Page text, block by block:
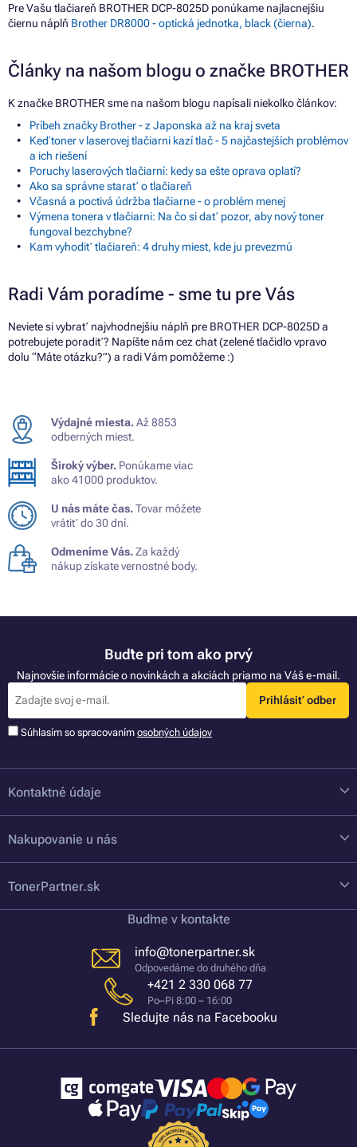
Pre Vašu tlačiareň BROTHER DCP-8025D ponúkame najlacnejšiu
čiernu náplň Brother DR8000 - optická jednotka, black (čierna).
Články na našom blogu o značke BROTHER
K značke BROTHER sme na našom blogu napísali niekoľko článkov:
Príbeh značky Brother - z Japonska až na kraj sveta
Keď toner v laserovej tlačiarni kazí tlač - 5 najčastejších problémov
a ich riešení
Poruchy laserových tlačiarní: kedy sa ešte oprava oplatí?
Ako sa správne starať o tlačiareň
Včasná a poctivá údržba tlačiarne - o problém menej
Výmena tonera v tlačiarni: Na čo si dať pozor, aby nový toner
fungoval bezchybne?
Kam vyhodiť tlačiareň: 4 druhy miest, kde ju prevezmú
Radi Vám poradíme - sme tu pre Vás
Neviete si vybrať najvhodnejšiu náplň pre BROTHER DCP-8025D a
potrebujete poradiť? Napíšte nám cez chat (zelené tlačidlo vpravo
dolu “Máte otázku?”) a radi Vám pomôžeme :)
Výdajné miesta.Až 8853
odberných miest.
Široký výber. Ponúkame viac
ako 41000 produktov.
U nás máte čas.Tovar môžete
vrátiť do 30 dní.
Odmeníme Vás.Za každý
nákup získate vernostné body.
Buďte pri tom ako prvý
Najnovšie informácie o novinkách a akciách priamo na Váš e-mail.
Prihlásiť odber
Súhlasím so spracovaním osobných údajov
Kontaktné údaje
Nakupovanie u nás
TonerPartner.sk
Buďme v kontakte
info@tonerpartner.sk
Odpovedáme do druhého dňa
+421 2 330 068 77
Po–Pi 8:00 – 16:00
Sledujte nás na Facebooku